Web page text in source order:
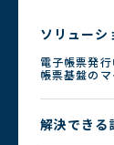
ソリューシ
電子帳票発行
帳票基盤の
解決できる